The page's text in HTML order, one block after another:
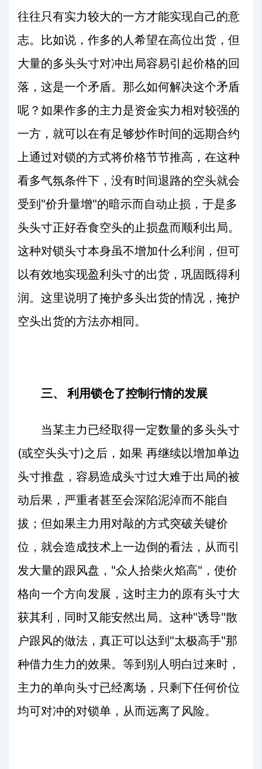
往往只有实力较大的一方才能实现自己的意
志。比如说，作多的人希望在高位出货，但
大量的多头头寸对冲出局容易引起价格的回
落，这是一个矛盾。那么如何解决这个矛盾
呢？如果作多的主力是资金实力相对较强的
一方，就可以在有足够炒作时间的远期合约
上通过对锁的方式将价格节节推高，在这种
看多气氛条件下，没有时间退路的空头就会
受到"价升量增"的暗示而自动止损，于是多
头头寸正好吞食空头的止损盘而顺利出局。
这种对锁头寸本身虽不增加什么利润，但可
以有效地实现盈利头寸的出货，巩固既得利
润。这里说明了掩护多头出货的情况，掩护
空头出货的方法亦相同。
三、 利用锁仓了控制行情的发展
当某主力已经取得一定数量的多头头寸
(或空头头寸)之后，如果 再继续以增加单边
头寸推盘，容易造成头寸过大难于出局的被
动后果，严重者甚至会深陷泥淖而不能自
拔；但如果主力用对敲的方式突破关键价
位，就会造成技术上一边倒的看法，从而引
发大量的跟风盘， "众人拾柴火焰高" ，使价
格向一个方向发展，这时主力的原有头寸大
获其利，同时又能安然出局。这种"诱导"散
户跟风的做法，真正可以达到 "太极高手"那
种借力生力的效果。等到别人明白过来时，
主力的单向头寸已经离场，只剩下任何价位
均可对冲的对锁单，从而远离了风险。